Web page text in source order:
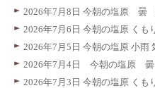
2026年7月8日 今朝の塩原
2026年7月6日 今朝の塩原 くも
2026年7月5日 今朝の塩原 小雨
2026年7月4日 今朝の塩原
2026年7月3日 今朝の塩原 く